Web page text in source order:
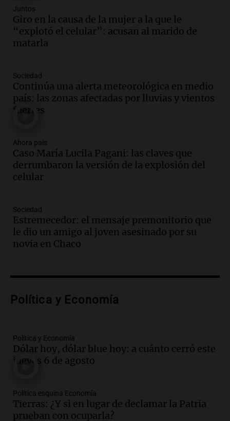
Audio.
contrato entre cooperativa argentina y
Huawei en Neuquén
Panorama Federal
la presencia de 70.000 bolivianos en la
provincia y su integración
Panorama Federal
Episodios
recordó su paso por Perú: "Nos decía
siempre: ''Difundan el milagro''"
Viva la Radio
Episodios
más femicidios del país, según informe
de Casa del Encuentro
Panorama Federal
Episodios
Procrear en la provincia
Episodios
y críticas entre senadores
Panorama Federal
Episodios
un pilar cultural y social según Antonio
Marocco
Panorama Federal
Juntos
Giro en la causa de la mujer a la que le
“explotó el celular”: acusan al marido de
matarla
Sociedad
Continúa una alerta meteorológica en medio
país: las zonas afectadas por lluvias y vientos
fuertes
Ahora país
Caso María Lucila Pagani: las claves que
derrumbaron la versión de la explosión del
celular
Sociedad
Estremecedor: el mensaje premonitorio que
le dio un amigo al joven asesinado por su
novia en Chaco
Política y Economía
Política y Economía
Dólar hoy, dólar blue hoy: a cuánto cerró este
jueves 6 de agosto
Política esquina Economía
Tierras: ¿Y si en lugar de declamar la Patria
prueban con ocuparla?